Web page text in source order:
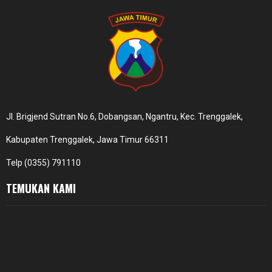
Jl. Brigjend Sutran No.6, Dobangsan, Ngantru, Kec. Trenggalek,
Kabupaten Trenggalek, Jawa Timur 66311
Telp (0355) 791110
TEMUKAN KAMI